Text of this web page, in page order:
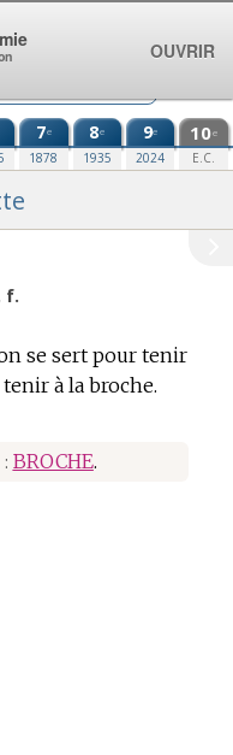
7e
1878
8e
1935
9e
2024
10e
E.C.
f.
se sert pour tenir
à la broche.
BROCHE.
OUVRIR